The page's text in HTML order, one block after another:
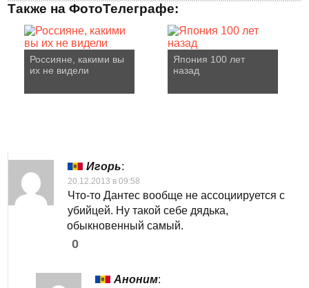
Также на ФотоТелеграфе:
Россияне, какими вы
их не видели
Япония 100 лет
назад
Игорь:
20.12.2013 в 09:58
Что-то Дантес вообще не ассоциируется с
убийцей. Ну такой себе дядька,
обыкновенный самый.
0
Аноним: